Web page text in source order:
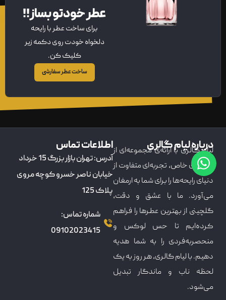
عطر خودتو بساز!!
برای ساخت عطر با رایحه
دلخواه خودت روی دکمه زیر
کلیک کن.
ساخت عطر سفارشی
درباره لیام گالری
لیام گالری با ارائه‌ی مجموعه‌ای از
عطرهای خاص، تجربه‌ای متفاوت از
دنیای رایحه‌ها را برای شما به ارمغان
می‌آورد. ما با عشق و دقت،
گلچینی از بهترین عطرها را فراهم
کرده‌ایم تا حس لوکس و
منحصربه‌فردی را به شما هدیه
دهیم. با لیام گالری، هر روز به یک
لحظه ناب و ماندگار تبدیل
می‌شود.
اطلاعات تماس
آدرس: تهران بازار بزرگ 15 خرداد
خیابان ناصر خسرو کوچه مروی
پلاک 125
شماره تماس:
09102023415